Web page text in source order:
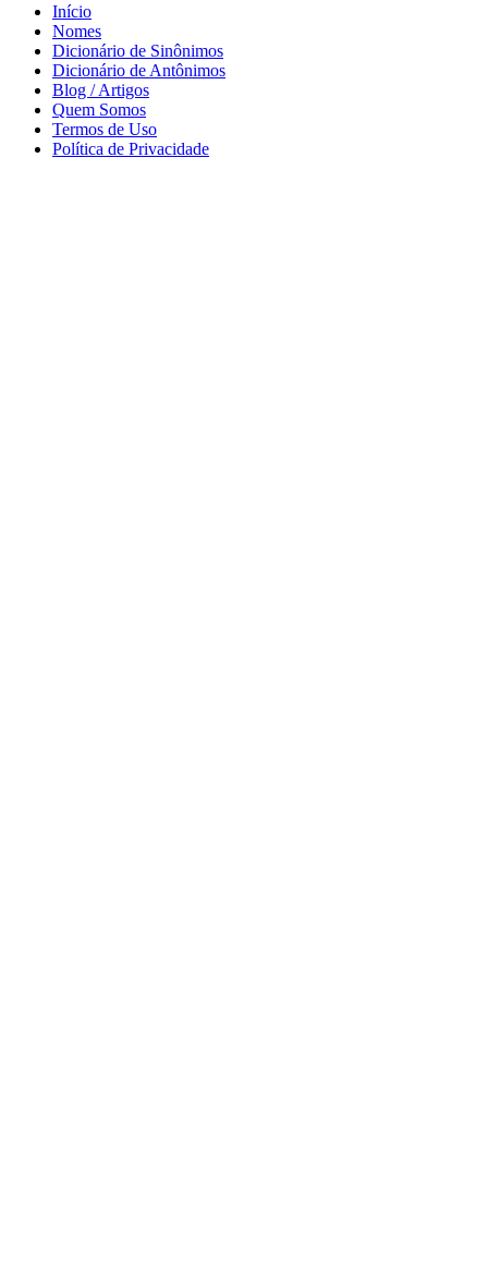
Início
Nomes
Dicionário de Sinônimos
Dicionário de Antônimos
Blog / Artigos
Quem Somos
Termos de Uso
Política de Privacidade